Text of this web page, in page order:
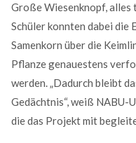
Große Wiesenknopf,
Schüler konnten dabei die
Samenkorn über die
Pflanze genauestens
werden. „Dadurch bleibt
Gedächtnis“, weiß NABU-
die das Projekt mit
Kontaktdaten
für Rheinland-Pfalz +
NABU-
Robert
Egeling
Robert Egeling
An den Rheinwiesen 5